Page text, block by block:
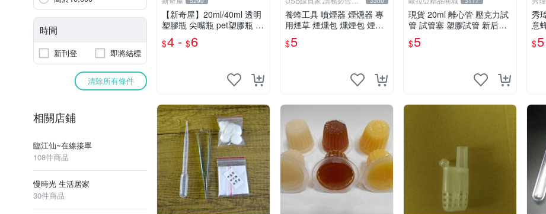
時間
新刊登 即將結標
清除所有條件
相關店鋪
臨江仙~在線接單
108件商品
慢時光 生活居家
30件商品
【新奇屋】20ml/40ml 透明
塑膠瓶 尖嘴瓶 pet塑膠瓶 油
墨瓶
$4 - $6
相機型號
養蜂工具 噴煙器 煙燻器 專
用煙草 煙燻包 燻煙包 煙霧
彈 另有 煙燻器 防蜂衣 羊皮
手套
$5
現貨 20ml 離心管 壓克力試
管 試管塞 塑膠試管 新后培
養
$5
秀
意蜂
$